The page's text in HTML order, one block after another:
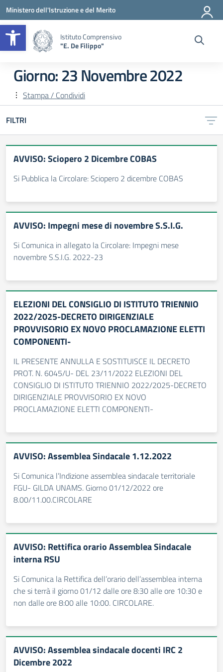
Apri la barra degli strumenti
Vai ai contenuti
Vai al menu di navigazione
Vai al footer
Ministero dell'Istruzione e del Merito
Istituto Comprensivo
"E. De Filippo"
Giorno:23 Novembre 2022
Stampa / Condividi
FILTRI
AVVISO: Sciopero 2 Dicembre COBAS
Si Pubblica la Circolare: Sciopero 2 dicembre COBAS
AVVISO: Impegni mese di novembre S.S.I.G.
Si Comunica in allegato la Circolare: Impegni mese
novembre S.S.I.G. 2022-23
ELEZIONI DEL CONSIGLIO DI ISTITUTO TRIENNIO
2022/2025-DECRETO DIRIGENZIALE
PROVVISORIO EX NOVO PROCLAMAZIONE ELETTI
COMPONENTI-
IL PRESENTE ANNULLA E SOSTITUISCE IL DECRETO
PROT. N. 6045/U- DEL 23/11/2022 ELEZIONI DEL
CONSIGLIO DI ISTITUTO TRIENNIO 2022/2025-DECRETO
DIRIGENZIALE PROVVISORIO EX NOVO
PROCLAMAZIONE ELETTI COMPONENTI-
AVVISO: Assemblea Sindacale 1.12.2022
Si Comunica l’Indizione assemblea sindacale territoriale
FGU- GILDA UNAMS. Giorno 01/12/2022 ore
8.00/11.00.CIRCOLARE
AVVISO: Rettifica orario Assemblea Sindacale
interna RSU
Si Comunica la Rettifica dell’orario dell’assemblea interna
che si terrà il giorno 01/12 dalle ore 8:30 alle ore 10:30 e
non dalle ore 8:00 alle 10:00. CIRCOLARE.
AVVISO: Assemblea sindacale docenti IRC 2
Dicembre 2022